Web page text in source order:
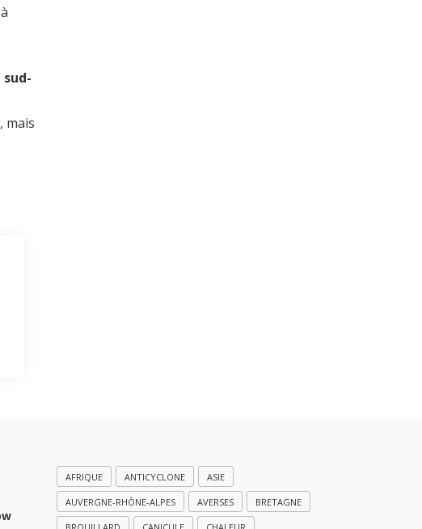
, mais
AFRIQUE ANTICYCLONE ASIE
AUVERGNE-RHÔNE-ALPES AVERSES BRETAGNE